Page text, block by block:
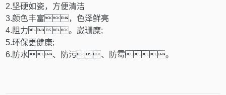
2.坚硬如瓷，方便清洁
3.颜色丰富，色泽鲜亮
4. 阻力。崴珊糜;
5.环保更健康;
6. 防水、防污、防霉。